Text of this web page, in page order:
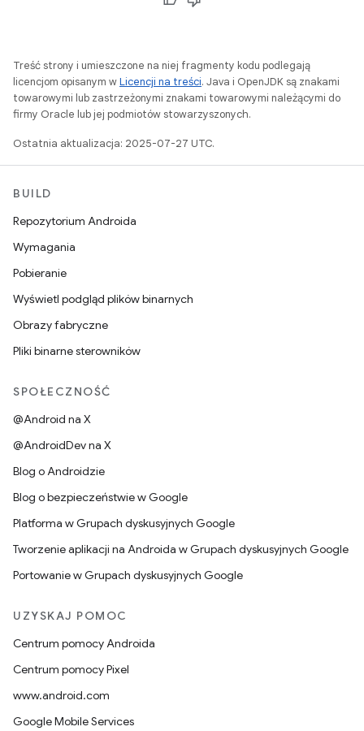
Treść strony i umieszczone na niej fragmenty kodu podlegają
licencjom opisanym wLicencji na treści. Java i OpenJDK są znakami
towarowymi lub zastrzeżonymi znakami towarowymi należącymi do
firmy Oracle lub jej podmiotów stowarzyszonych.
Ostatnia aktualizacja: 2025-07-27 UTC.
BUILD
Repozytorium Androida
Wymagania
Pobieranie
Wyświetl podgląd plików binarnych
Obrazy fabryczne
Pliki binarne sterowników
SPOŁECZNOŚĆ
@Android na X
@AndroidDev na X
Blog o Androidzie
Blog o bezpieczeństwie w Google
Platforma w Grupach dyskusyjnych Google
Tworzenie aplikacji na Androida w Grupach dyskusyjnych Google
Portowanie w Grupach dyskusyjnych Google
UZYSKAJ POMOC
Centrum pomocy Androida
Centrum pomocy Pixel
www.android.com
Google Mobile Services